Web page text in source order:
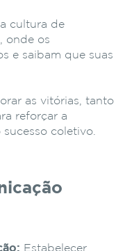
cultura de
onde os
e saibam que suas
as vitórias, tanto
reforçar a
coletivo.
Estabelecer